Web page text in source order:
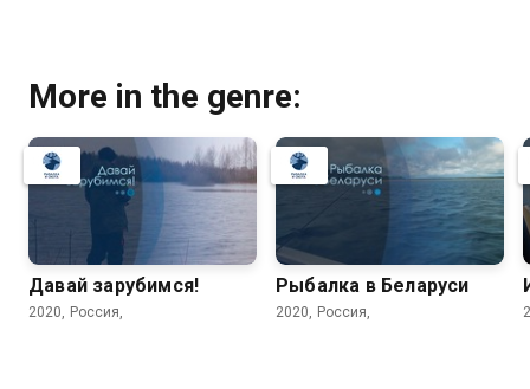
More in the genre:
Давай зарубимся!
2020, Россия,
Рыбалка в Беларуси
2020, Россия,